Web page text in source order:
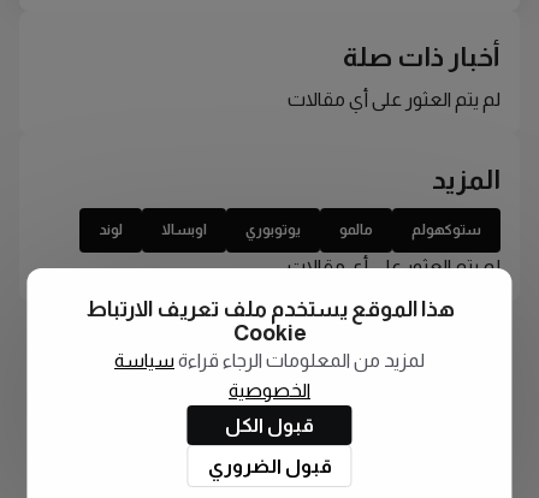
أخبار ذات صلة
لم يتم العثور على أي مقالات
المزيد
ستوكهولم مالمو يوتوبوري اوبسالا لوند
لم يتم العثور على أي مقالات
هذا الموقع يستخدم ملف تعريف الارتباط
Cookie
لمزيد من المعلومات الرجاء قراءة سياسة
الخصوصية
قبول الكل
قبول الضروري